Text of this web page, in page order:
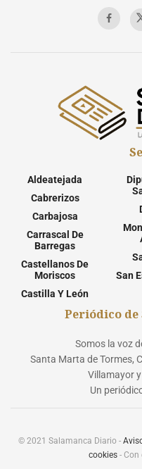
Aldeatejada
Cabrerizos
Carbajosa
Carrascal De
Barregas
Castellanos De
Moriscos
Castilla Y León
San
Periódico de
Somos la voz
Santa Marta de Tormes,
Villamayor
Un
© 2021 Salamanca Diario -
cookies- Con